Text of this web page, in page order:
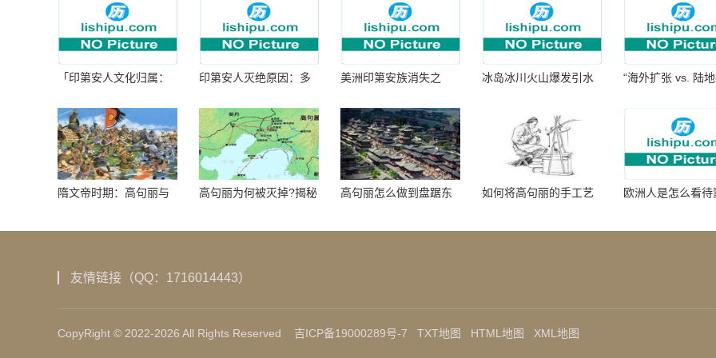
「印第安人文化归属：
印第安人灭绝原因：多
美洲印第安族消失之
冰岛冰川火山爆发引水
“海外扩张 vs. 陆
隋文帝时期：高句丽与
高句丽为何被灭掉?揭秘
秘！
高句丽怎么做到盘踞东
如何将高句丽的手工艺
欧洲人是怎么看待
友情链接（QQ：1716014443）
CopyRight © 2022-2026 All Rights Reserved 吉ICP备19000289号-7 TXT地图 HTML地图 XML地图